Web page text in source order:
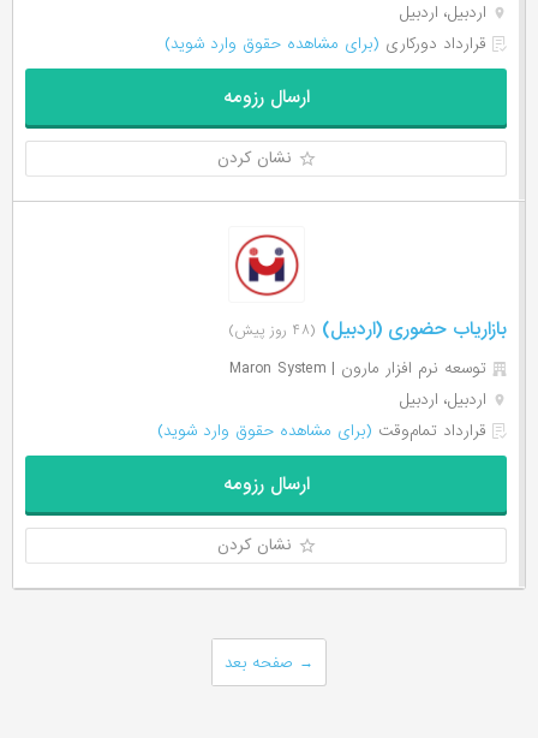
اردبیل، اردبیل
قرارداد دورکاری (برای مشاهده حقوق وارد شوید)
ارسال رزومه
نشان کردن
بازاریاب حضوری (اردبیل) (۴۸ روز پیش)
توسعه نرم افزار مارون | Maron System
اردبیل، اردبیل
قرارداد تمام‌وقت (برای مشاهده حقوق وارد شوید)
ارسال رزومه
نشان کردن
صفحه بعد →